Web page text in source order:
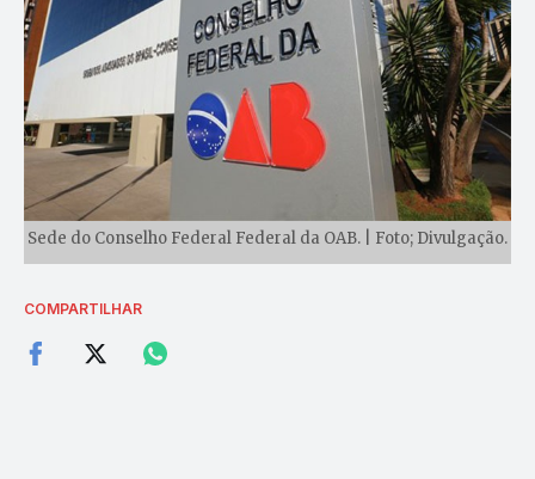
Sede do Conselho Federal Federal da OAB. | Foto; Divulgação.
COMPARTILHAR